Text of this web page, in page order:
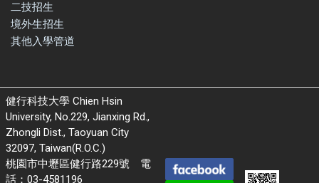
二技招生
境外生招生
其他入學管道
健行科技大學 Chien Hsin
University, No.229, Jianxing Rd.,
Zhongli Dist., Taoyuan City
32097, Taiwan(R.O.C.)
桃園市中壢區健行路229號 電
話：03-4581196